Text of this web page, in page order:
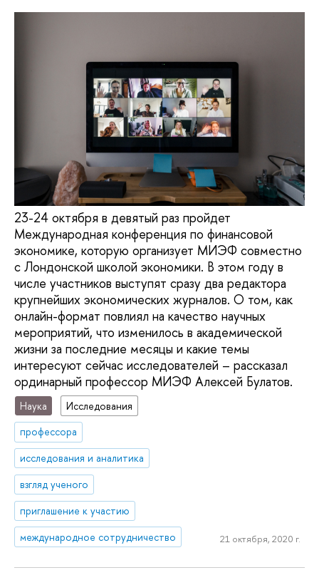
23-24 октября в девятый раз пройдет
Международная конференция по финансовой
экономике, которую организует МИЭФ совместно
с Лондонской школой экономики. В этом году в
числе участников выступят сразу два редактора
крупнейших экономических журналов. О том, как
онлайн-формат повлиял на качество научных
мероприятий, что изменилось в академической
жизни за последние месяцы и какие темы
интересуют сейчас исследователей – рассказал
ординарный профессор МИЭФ Алексей Булатов.
Наука
Исследования
профессора
исследования и аналитика
взгляд ученого
приглашение к участию
международное сотрудничество
21 октября, 2020 г.